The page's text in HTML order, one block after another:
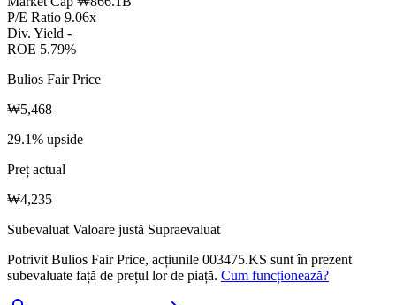
P/E Ratio 9.06x
Div. Yield -
ROE 5.79%
Bulios Fair Price
₩5,468
29.1% upside
Preț actual
₩4,235
Subevaluat Valoare justă Supraevaluat
Potrivit Bulios Fair Price, acțiunile 003475.KS sunt în prezent
subevaluate față de prețul lor de piață. Cum funcționează?